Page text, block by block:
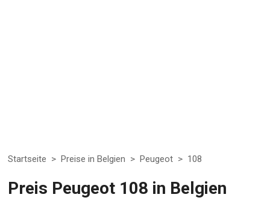
Startseite > Preise in Belgien > Peugeot > 108
Preis Peugeot 108 in Belgien